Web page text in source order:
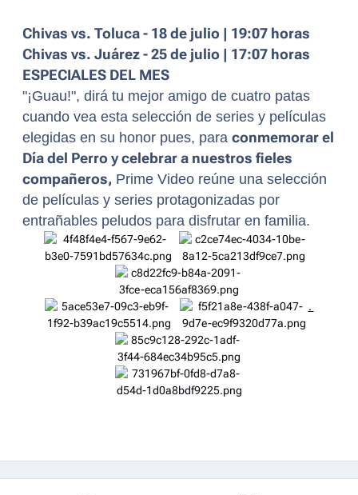
Chivas vs. Toluca - 18 de julio | 19:07 horas
Chivas vs. Juárez - 25 de julio | 17:07 horas
ESPECIALES DEL MES
"¡Guau!", dirá tu mejor amigo de cuatro patas
cuando vea esta selección de series y películas
elegidas en su honor pues, para conmemorar el
Día del Perro y celebrar a nuestros fieles
compañeros, Prime Video reúne una selección
de películas y series protagonizadas por
entrañables peludos para disfrutar en familia.
.